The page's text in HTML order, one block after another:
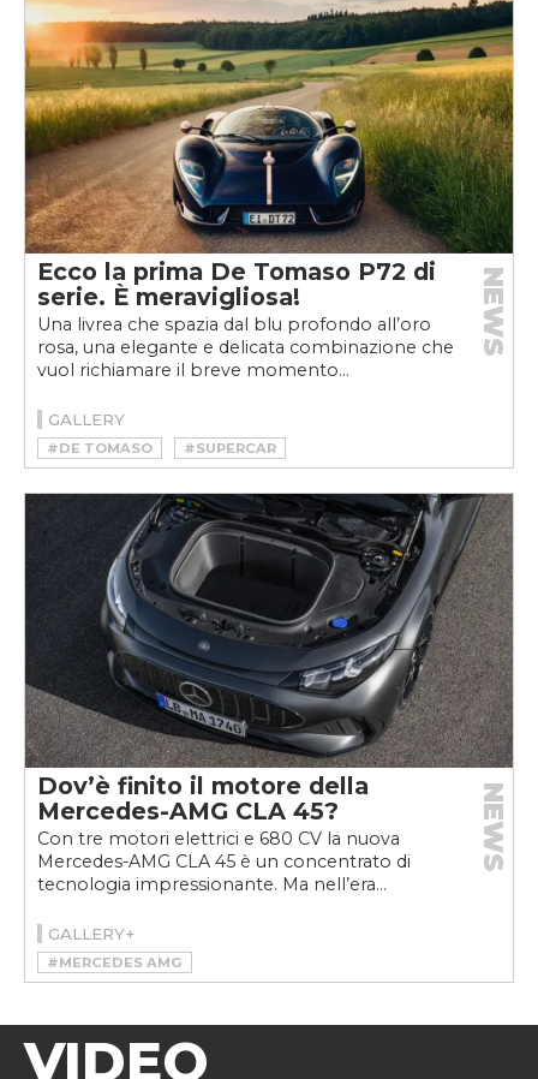
Ecco la prima De Tomaso P72 di
serie. È meravigliosa!
Una livrea che spazia dal blu profondo all’oro
rosa, una elegante e delicata combinazione che
vuol richiamare il breve momento...
NEWS
GALLERY
#DE TOMASO #SUPERCAR
Dov’è finito il motore della
Mercedes-AMG CLA 45?
Con tre motori elettrici e 680 CV la nuova
Mercedes-AMG CLA 45 è un concentrato di
tecnologia impressionante. Ma nell’era...
NEWS
GALLERY+
#MERCEDES AMG
#MERCEDES-AMG CLA 45 4MATIC+
VIDEO